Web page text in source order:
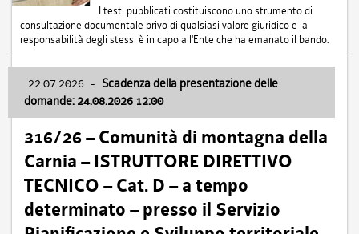
I testi pubblicati costituiscono uno strumento di
consultazione documentale privo di qualsiasi valore giuridico e la
responsabilità degli stessi è in capo all'Ente che ha emanato il bando.
22.07.2026 - Scadenza della presentazione delle
domande: 24.08.2026 12:00
316/26 – Comunità di montagna della
Carnia – ISTRUTTORE DIRETTIVO
TECNICO – Cat. D – a tempo
determinato – presso il Servizio